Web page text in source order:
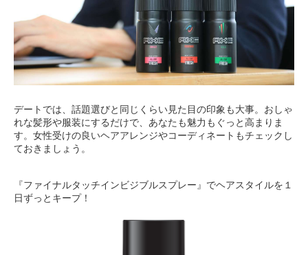
デートでは、話題選びと同じくらい見た目の印象も大事。おしゃ
れな髪形や服装にするだけで、あなたも魅力もぐっと高まりま
す。女性受けの良いヘアアレンジやコーディネートもチェックし
ておきましょう。
『ファイナルタッチインビジブルスプレー』でヘアスタイルを１
日ずっとキープ！